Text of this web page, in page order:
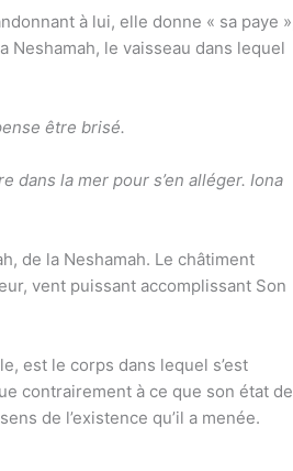
Neshamah, le vaisseau dans lequel
être brisé.
dans la mer pour s’en alléger. Iona
de la Neshamah. Le châtiment
vent puissant accomplissant Son
est le corps dans lequel s’est
contrairement à ce que son état de
de l’existence qu’il a menée.